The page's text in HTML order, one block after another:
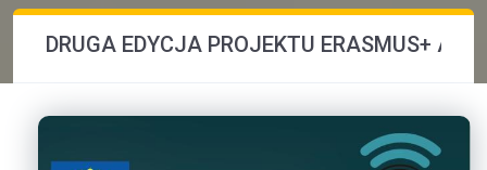
DRUGA EDYCJA PROJEKTU ERASMUS+